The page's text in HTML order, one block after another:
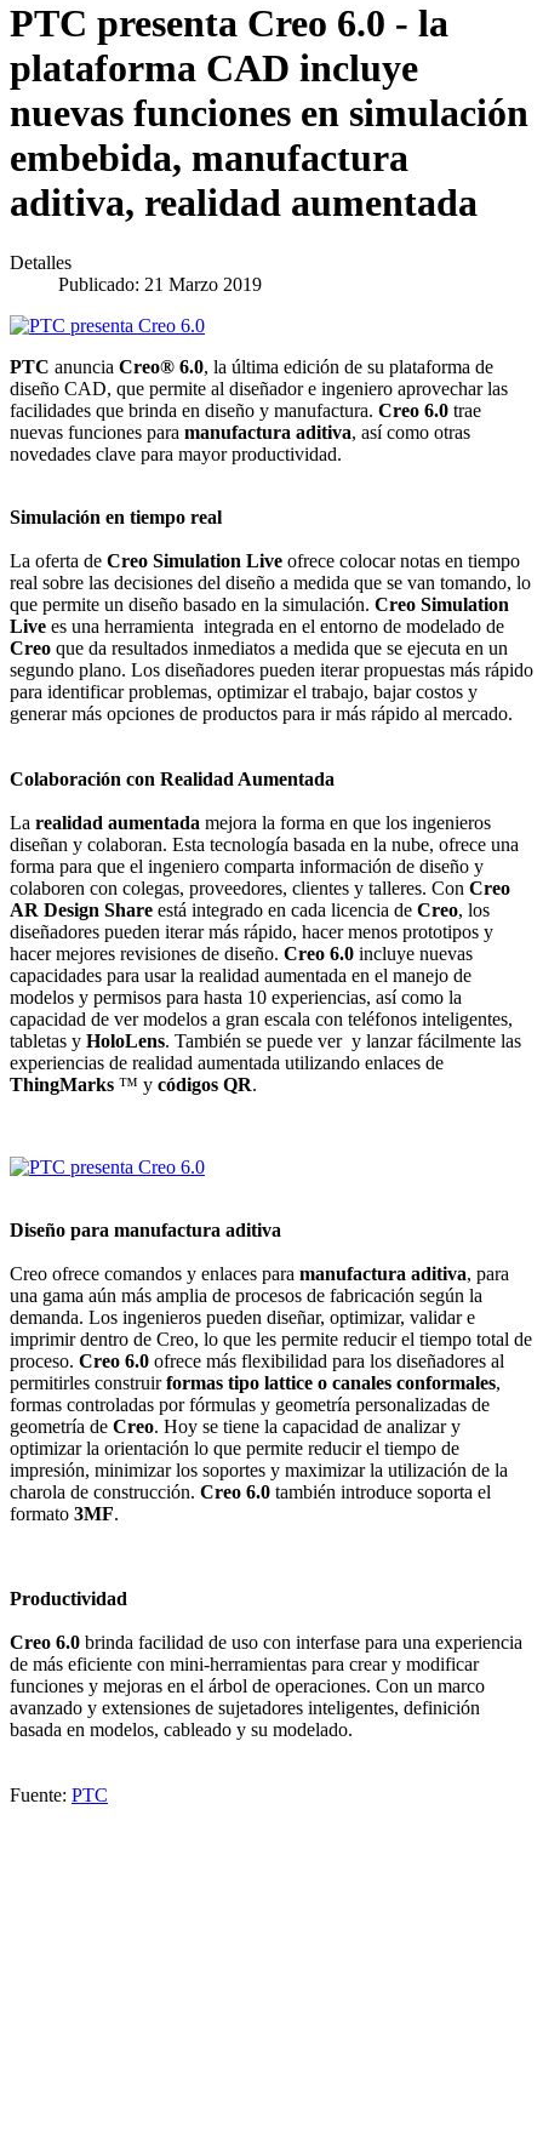
PTC presenta Creo 6.0 - la
plataforma CAD incluye
nuevas funciones en simulación
embebida, manufactura
aditiva, realidad aumentada
Detalles
Publicado: 21 Marzo 2019
PTC anuncia Creo® 6.0, la última edición de su plataforma de
diseño CAD, que permite al diseñador e ingeniero aprovechar las
facilidades que brinda en diseño y manufactura. Creo 6.0 trae
nuevas funciones para manufactura aditiva, así como otras
novedades clave para mayor productividad.
Simulación en tiempo real
La oferta de Creo Simulation Live ofrece colocar notas en tiempo
real sobre las decisiones del diseño a medida que se van tomando, lo
que permite un diseño basado en la simulación. Creo Simulation
Live es una herramienta integrada en el entorno de modelado de
Creo que da resultados inmediatos a medida que se ejecuta en un
segundo plano. Los diseñadores pueden iterar propuestas más rápido
para identificar problemas, optimizar el trabajo, bajar costos y
generar más opciones de productos para ir más rápido al mercado.
Colaboración con Realidad Aumentada
La realidad aumentada mejora la forma en que los ingenieros
diseñan y colaboran. Esta tecnología basada en la nube, ofrece una
forma para que el ingeniero comparta información de diseño y
colaboren con colegas, proveedores, clientes y talleres. Con Creo
AR Design Share está integrado en cada licencia de Creo, los
diseñadores pueden iterar más rápido, hacer menos prototipos y
hacer mejores revisiones de diseño. Creo 6.0 incluye nuevas
capacidades para usar la realidad aumentada en el manejo de
modelos y permisos para hasta 10 experiencias, así como la
capacidad de ver modelos a gran escala con teléfonos inteligentes,
tabletas y HoloLens. También se puede ver y lanzar fácilmente las
experiencias de realidad aumentada utilizando enlaces de
ThingMarks ™ y códigos QR.
Diseño para manufactura aditiva
Creo ofrece comandos y enlaces para manufactura aditiva, para
una gama aún más amplia de procesos de fabricación según la
demanda. Los ingenieros pueden diseñar, optimizar, validar e
imprimir dentro de Creo, lo que les permite reducir el tiempo total de
proceso. Creo 6.0 ofrece más flexibilidad para los diseñadores al
permitirles construirformas tipo lattice o canales conformales,
formas controladas por fórmulas y geometría personalizadas de
geometría de Creo. Hoy se tiene la capacidad de analizar y
optimizar la orientación lo que permite reducir el tiempo de
impresión, minimizar los soportes y maximizar la utilización de la
charola de construcción. Creo 6.0 también introduce soporta el
formato 3MF.
Productividad
Creo 6.0 brinda facilidad de uso con interfase para una experiencia
de más eficiente con mini-herramientas para crear y modificar
funciones y mejoras en el árbol de operaciones. Con un marco
avanzado y extensiones de sujetadores inteligentes, definición
basada en modelos, cableado y su modelado.
Fuente: PTC